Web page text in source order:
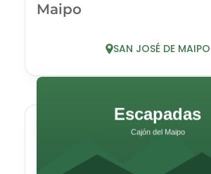
Maipo
SAN JOSÉ DE MAIPO